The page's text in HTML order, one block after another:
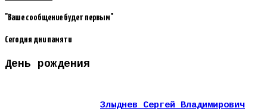
"Ваше сообщение будет первым"
Сегодня дни памяти
День рождения
Злыднев Сергей Владимирович